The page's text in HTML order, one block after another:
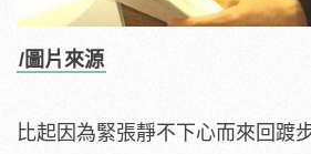
/圖片來源
比起因為緊張靜不下心而來回踱